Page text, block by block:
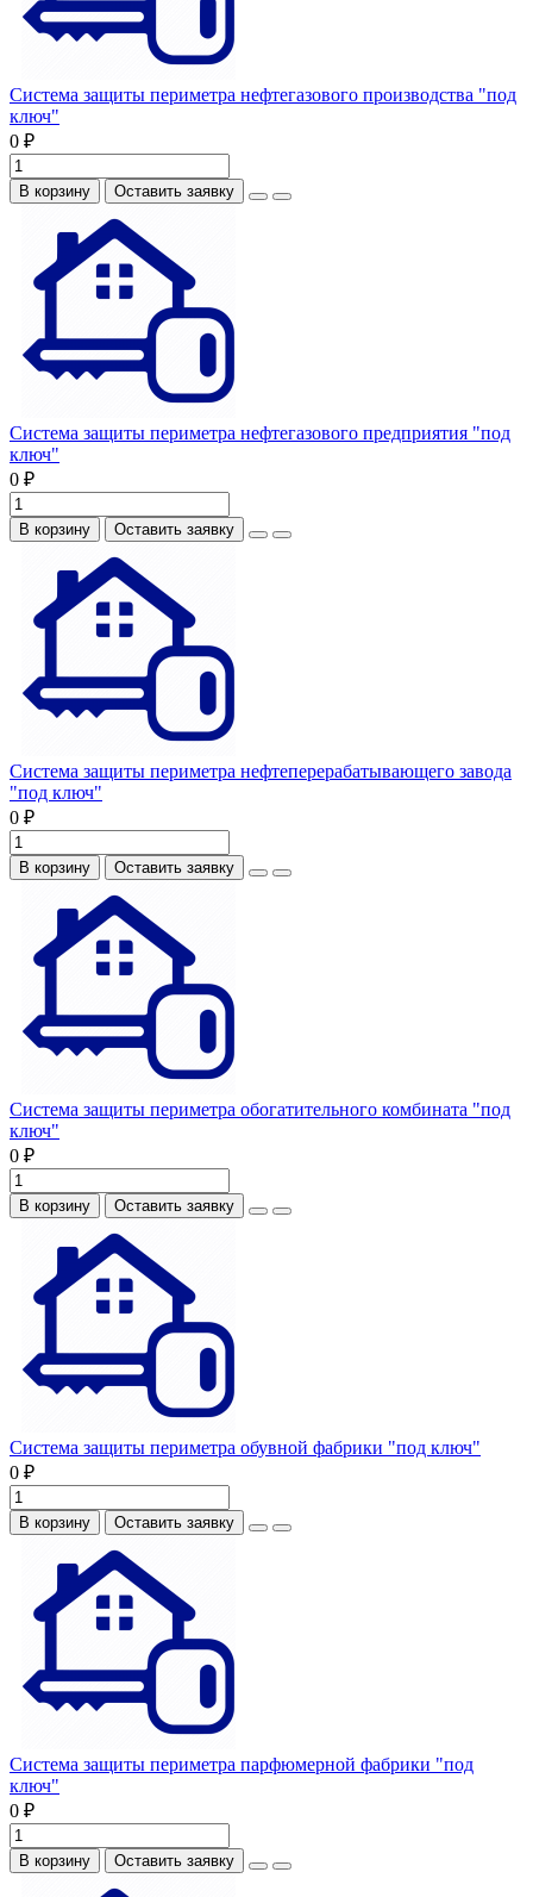
Система защиты периметра нефтегазового производства "под
ключ"
0 ₽
В корзину Оставить заявку
Система защиты периметра нефтегазового предприятия "под
ключ"
0 ₽
В корзину Оставить заявку
Система защиты периметра нефтеперерабатывающего завода
"под ключ"
0 ₽
В корзину Оставить заявку
Система защиты периметра обогатительного комбината "под
ключ"
0 ₽
В корзину Оставить заявку
Система защиты периметра обувной фабрики "под ключ"
0 ₽
В корзину Оставить заявку
Система защиты периметра парфюмерной фабрики "под
ключ"
0 ₽
В корзину Оставить заявку